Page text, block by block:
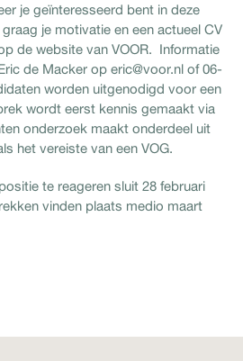
je geïnteresseerd bent in deze
je motivatie en een actueel CV
de website van VOOR. Informatie
de Macker op eric@voor.nl of 06-
worden uitgenodigd voor een
wordt eerst kennis gemaakt via
onderzoek maakt onderdeel uit
het vereiste van een VOG.
te reageren sluit 28 februari
vinden plaats medio maart